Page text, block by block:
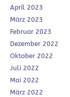
April 2023
März 2023
Februar 2023
Dezember 2022
Oktober 2022
Juli 2022
Mai 2022
März 2022